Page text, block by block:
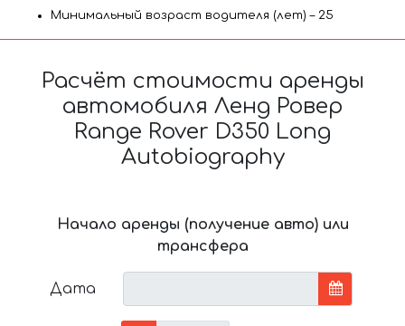
Минимальный возраст водителя (лет) – 25
Расчёт стоимости аренды
автомобиля Ленд Ровер
Range Rover D350 Long
Autobiography
Начало аренды (получение авто) или
трансфера
Дата